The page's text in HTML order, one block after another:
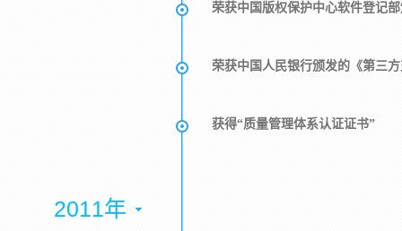
荣获中国版权保护中心软件登记
荣获中国人民银行颁发的《第三
获得“质量管理体系认证证书”
2011年